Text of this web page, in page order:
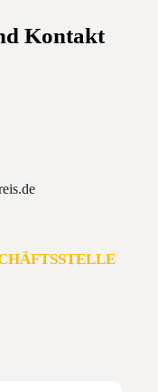
Kontakt